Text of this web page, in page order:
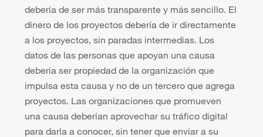
debería de ser más transparente y más sencillo. El
dinero de los proyectos debería de ir directamente
a los proyectos, sin paradas intermedias. Los
datos de las personas que apoyan una causa
debería ser propiedad de la organización que
impulsa esta causa y no de un tercero que agrega
proyectos. Las organizaciones que promueven
una causa deberían aprovechar su tráfico digital
para darla a conocer, sin tener que enviar a su